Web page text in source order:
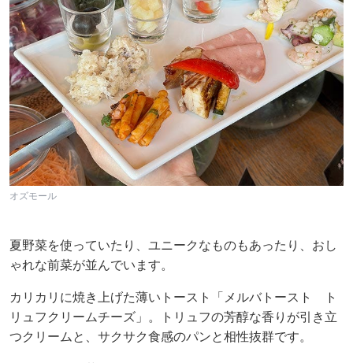
オズモール
夏野菜を使っていたり、ユニークなものもあったり、おし
ゃれな前菜が並んでいます。
カリカリに焼き上げた薄いトースト「メルバトースト ト
リュフクリームチーズ」。トリュフの芳醇な香りが引き立
つクリームと、サクサク食感のパンと相性抜群です。